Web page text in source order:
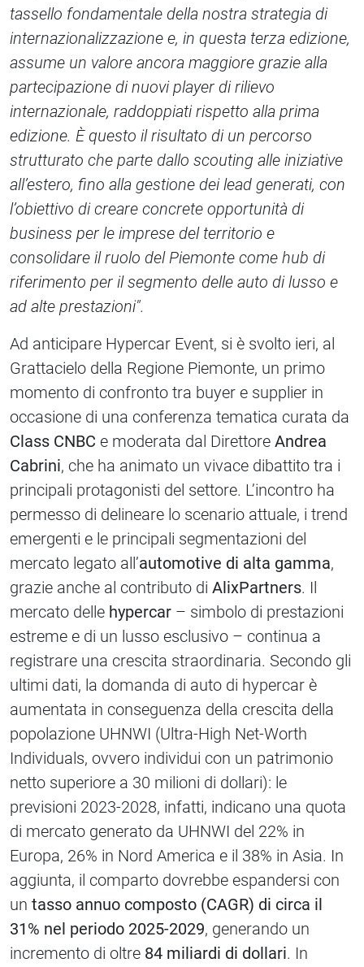
tassello fondamentale della nostra strategia di
internazionalizzazione e, in questa terza edizione,
assume un valore ancora maggiore grazie alla
partecipazione di nuovi player di rilievo
internazionale, raddoppiati rispetto alla prima
edizione. È questo il risultato di un percorso
strutturato che parte dallo scouting alle iniziative
all’estero, fino alla gestione dei lead generati, con
l’obiettivo di creare concrete opportunità di
business per le imprese del territorio e
consolidare il ruolo del Piemonte come hub di
riferimento per il segmento delle auto di lusso e
ad alte prestazioni".
Ad anticipare Hypercar Event, si è svolto ieri, al
Grattacielo della Regione Piemonte, un primo
momento di confronto tra buyer e supplier in
occasione di una conferenza tematica curata da
Class CNBC e moderata dal Direttore Andrea
Cabrini, che ha animato un vivace dibattito tra i
principali protagonisti del settore. L’incontro ha
permesso di delineare lo scenario attuale, i trend
emergenti e le principali segmentazioni del
mercato legato all’automotive di alta gamma,
grazie anche al contributo di AlixPartners. Il
mercato delle hypercar – simbolo di prestazioni
estreme e di un lusso esclusivo – continua a
registrare una crescita straordinaria. Secondo gli
ultimi dati, la domanda di auto di hypercar è
aumentata in conseguenza della crescita della
popolazione UHNWI (Ultra-High Net-Worth
Individuals, ovvero individui con un patrimonio
netto superiore a 30 milioni di dollari): le
previsioni 2023-2028, infatti, indicano una quota
di mercato generato da UHNWI del 22% in
Europa, 26% in Nord America e il 38% in Asia. In
aggiunta, il comparto dovrebbe espandersi con
un tasso annuo composto (CAGR) di circa il
31% nel periodo 2025-2029, generando un
incremento di oltre 84 miliardi di dollari. In